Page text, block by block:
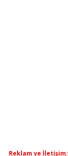
Reklam ve İletişim: